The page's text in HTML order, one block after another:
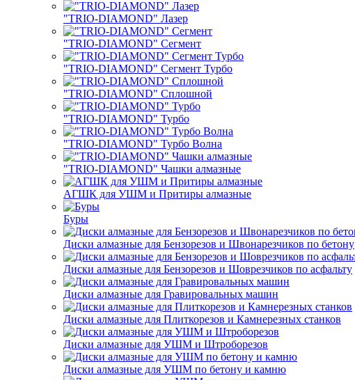
"TRIO-DIAMOND" Лазер
"TRIO-DIAMOND" Сегмент
"TRIO-DIAMOND" Сегмент Турбо
"TRIO-DIAMOND" Сплошной
"TRIO-DIAMOND" Турбо
"TRIO-DIAMOND" Турбо Волна
"TRIO-DIAMOND" Чашки алмазные
АГШК для УШМ и Притиры алмазные
Буры
Диски алмазные для Бензорезов и Швонарезчиков по бетону
Диски алмазные для Бензорезов и Шоврезчиков по асфальту
Диски алмазные для Гравировальных машин
Диски алмазные для Плиткорезов и Камнерезных станков
Диски алмазные для УШМ и Штроборезов
Диски алмазные для УШМ по бетону и камню